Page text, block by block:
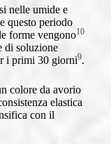
nelle umide e
questo periodo
forme vengono10
di soluzione
i primi 30 giorni9.
colore da avorio
elastica
con il